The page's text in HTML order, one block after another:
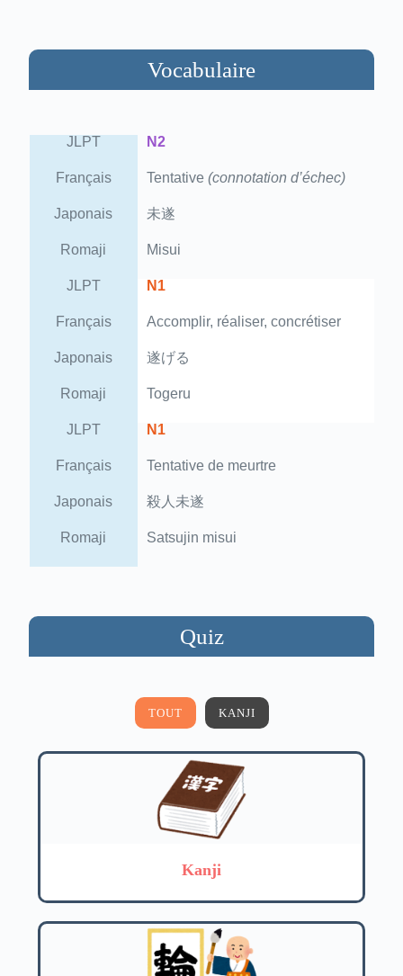
Vocabulaire
JLPT N2
Français Tentative (connotation d’échec)
Japonais 未遂
Romaji Misui
JLPT N1
Français Accomplir, réaliser, concrétiser
Japonais 遂げる
Romaji Togeru
JLPT N1
Français Tentative de meurtre
Japonais 殺人未遂
Romaji Satsujin misui
Quiz
TOUT KANJI
Kanji